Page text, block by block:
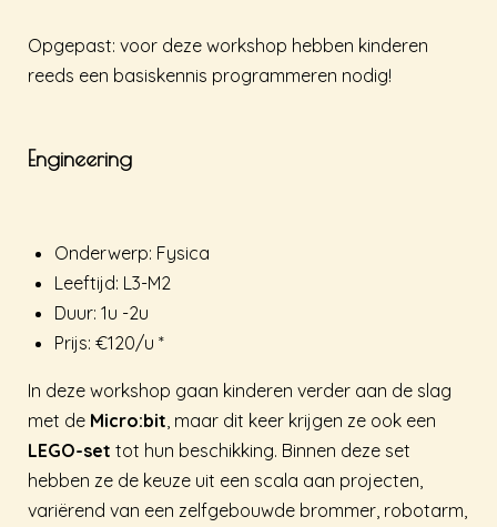
Opgepast: voor deze workshop hebben kinderen
reeds een basiskennis programmeren nodig!
Engineering
Onderwerp: Fysica
Leeftijd: L3-M2
Duur: 1u -2u
Prijs: €120/u *
In deze workshop gaan kinderen verder aan de slag
met de Micro:bit , maar dit keer krijgen ze ook een
LEGO-set tot hun beschikking. Binnen deze set
hebben ze de keuze uit een scala aan projecten,
variërend van een zelfgebouwde brommer, robotarm,